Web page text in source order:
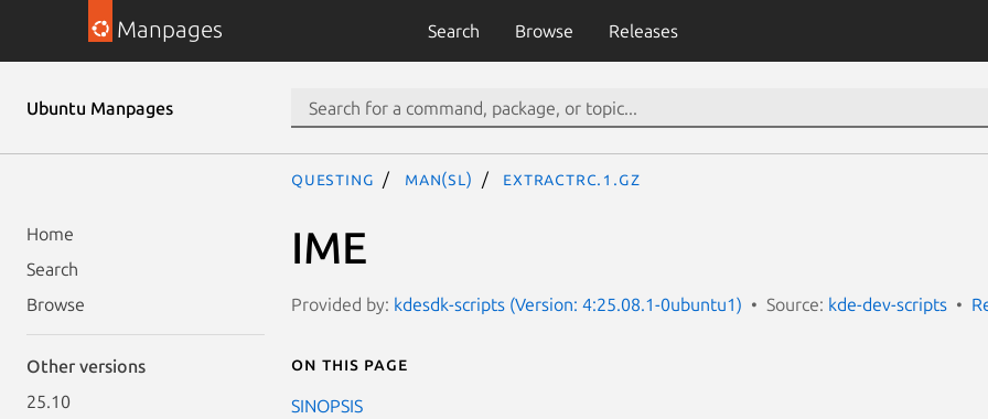
Manpages Search Browse Releases
Ubuntu Manpages
Home
Search
Browse
Other versions
25.10
questing man(sl) extractrc.1.gz
IME
Provided by: kdesdk-scripts (Version: 4:25.08.1-0ubuntu1) Source: kde-dev-scripts
On this page
SINOPSIS